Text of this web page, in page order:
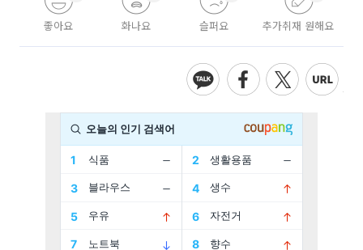
좋아요 화나요 슬퍼요 추가취재 원해요